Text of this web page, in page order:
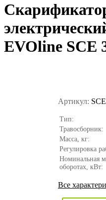
EVOline SCE
Артикул:
Тип:
Травосборник:
Масса, кг:
Регулировка
Номинальная
оборотах, кВт:
Все